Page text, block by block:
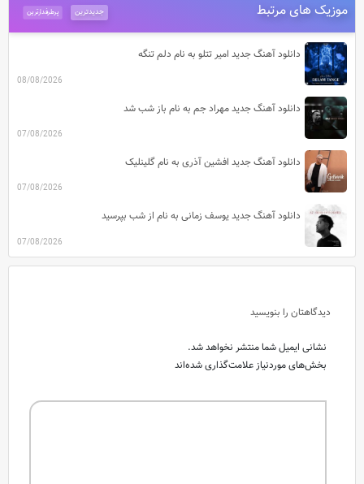
موزیک های مرتبط پرطرفدارترین جدیدترین
دانلود آهنگ جدید امیر تتلو به نام دلم تنگه
08/08/2026
دانلود آهنگ جدید مهراد جم به نام باز شب شد
07/08/2026
دانلود آهنگ جدید افشین آذری به نام گلینلیک
07/08/2026
دانلود آهنگ جدید یوسف زمانی به نام از شب بپرسید
07/08/2026
دیدگاهتان را بنویسید
نشانی ایمیل شما منتشر نخواهد شد.
بخش‌های موردنیاز علامت‌گذاری شده‌اند